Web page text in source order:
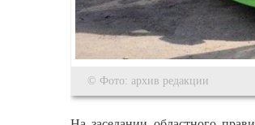
© Фото: архив редакции